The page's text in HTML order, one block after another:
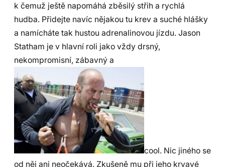
k čemuž ještě napomáhá zběsilý střih a rychlá
hudba. Přidejte navíc nějakou tu krev a suché hlášky
a namícháte tak hustou adrenalinovou jízdu. Jason
Statham je v hlavní roli jako vždy drsný,
nekompromisní, zábavný a
cool. Nic jiného se
od něj ani neočekává. Zkušeně mu při jeho krvavé